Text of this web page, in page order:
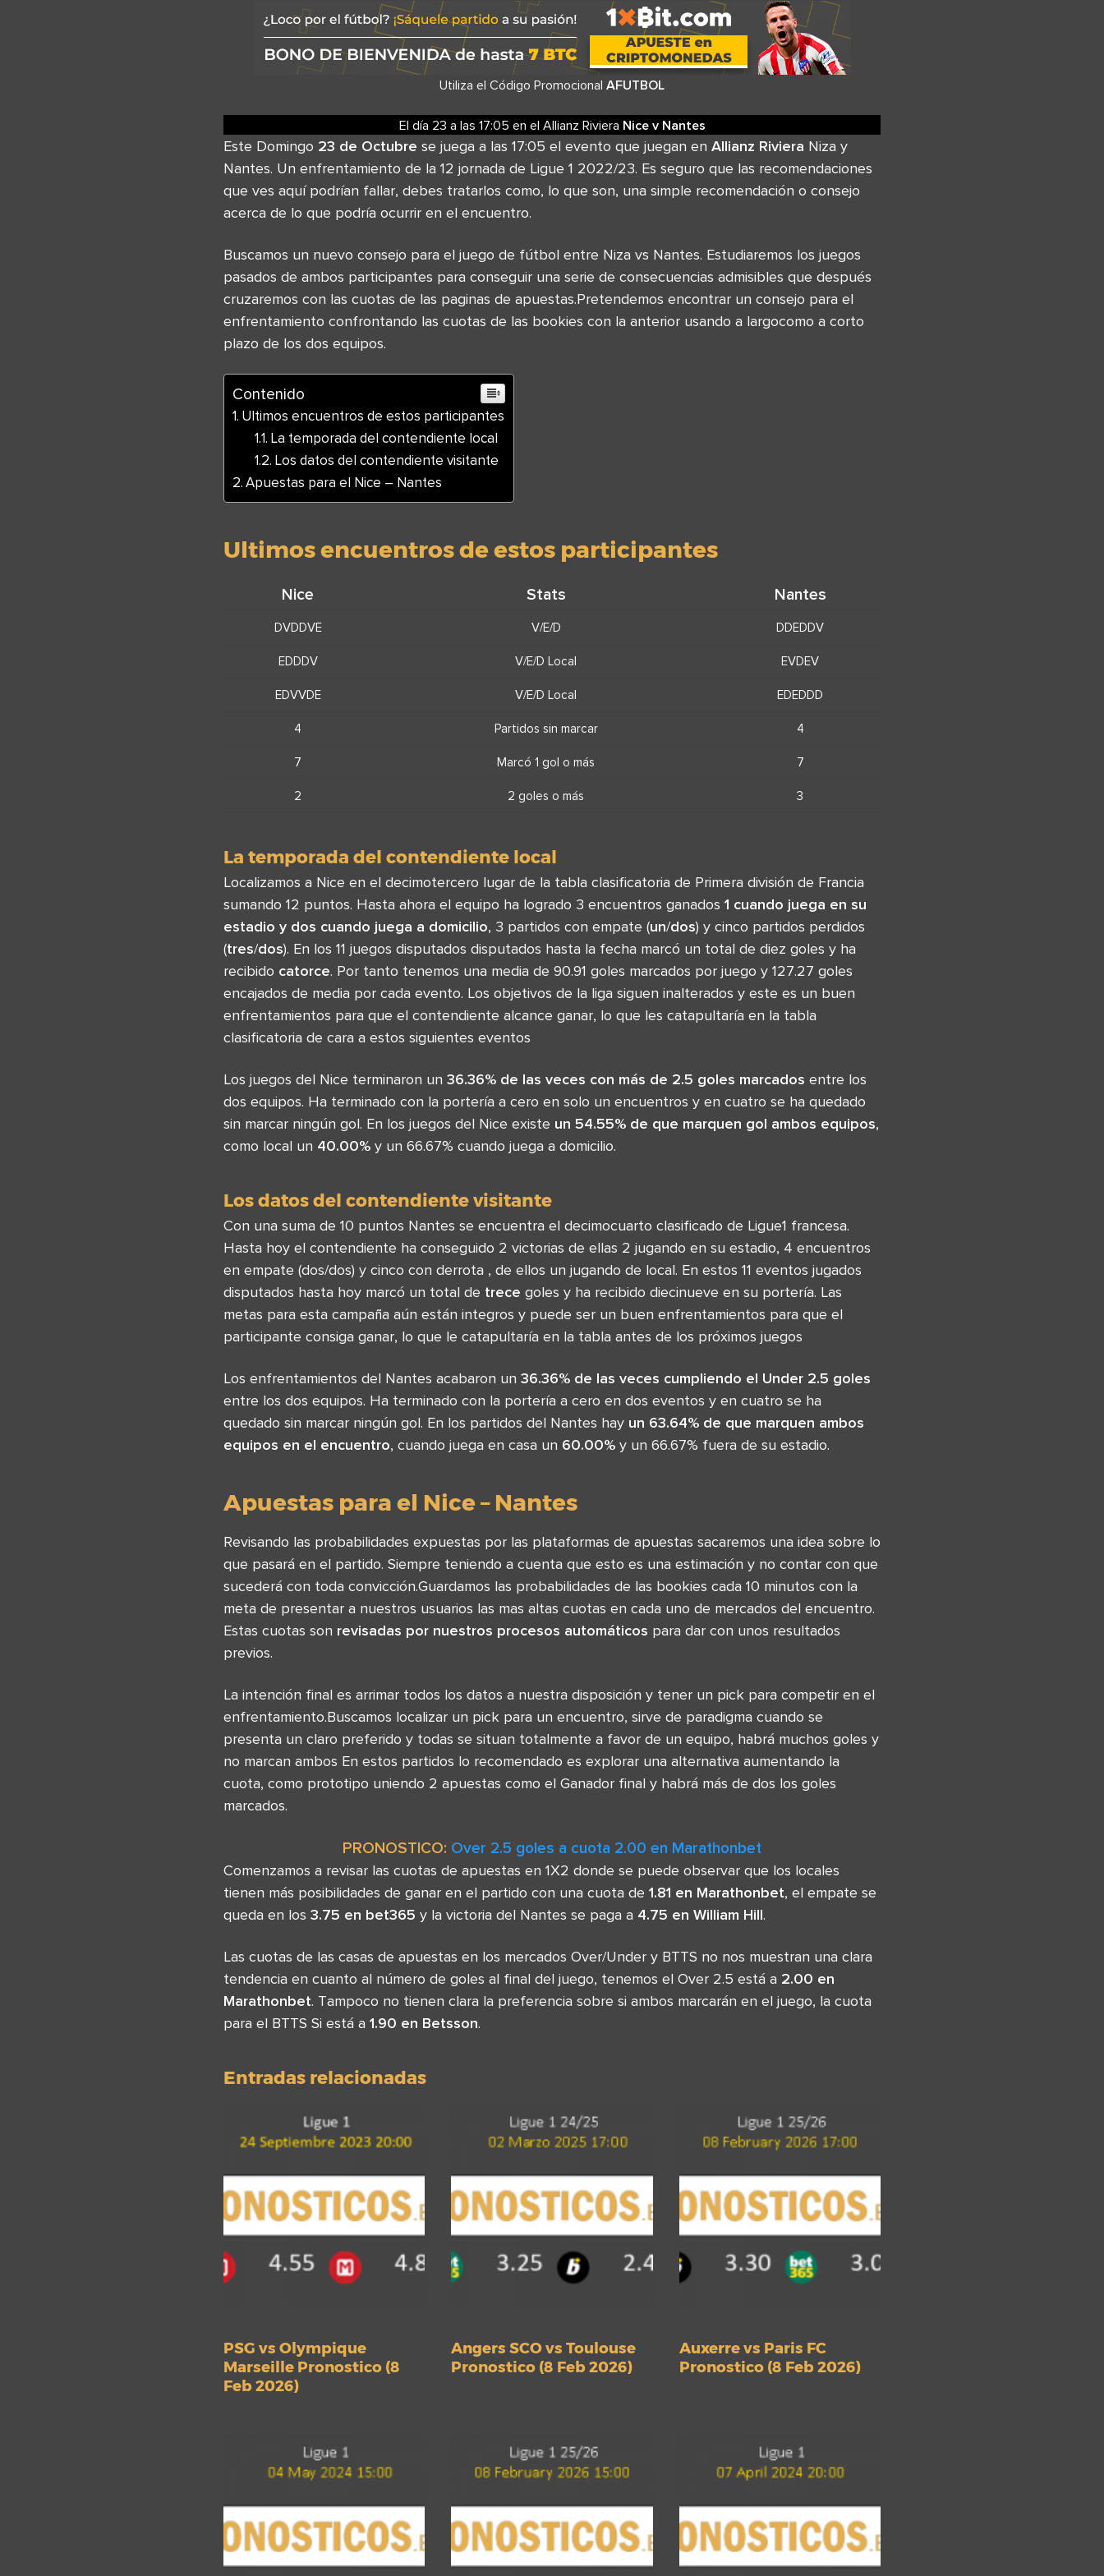
Utiliza el Código Promocional AFUTBOL
El día 23 a las 17:05 en el Allianz Riviera Nicev Nantes
Este Domingo 23 de Octubre se juega a las 17:05 el evento que juegan en Allianz Riviera Niza y
Nantes. Un enfrentamiento de la 12 jornada de Ligue 1 2022/23. Es seguro que las recomendaciones
que ves aquí podrían fallar, debes tratarlos como, lo que son, una simple recomendación o consejo
acerca de lo que podría ocurrir en el encuentro.
Buscamos un nuevo consejo para el juego de fútbol entre Niza vs Nantes. Estudiaremos los juegos
pasados de ambos participantes para conseguir una serie de consecuencias admisibles que después
cruzaremos con las cuotas de las paginas de apuestas.Pretendemos encontrar un consejo para el
enfrentamiento confrontando las cuotas de las bookies con la anterior usando a largocomo a corto
plazo de los dos equipos.
Contenido
Ultimos encuentros de estos participantes
La temporada del contendiente local
Los datos del contendiente visitante
Apuestas para el Nice – Nantes
Ultimos encuentros de estos participantes
Nice Stats Nantes
DVDDVE V/E/D DDEDDV
EDDDV V/E/D Local EVDEV
EDVVDE V/E/D Local EDEDDD
4 Partidos sin marcar 4
7 Marcó 1 gol o más 7
2 2 goles o más 3
La temporada del contendiente local
Localizamos a Nice en el decimotercero lugar de la tabla clasificatoria de Primera división de Francia
sumando 12 puntos. Hasta ahora el equipo ha logrado 3 encuentros ganados 1 cuando juega en su
estadio y dos cuando juega a domicilio, 3 partidos con empate (un/dos) y cinco partidos perdidos
(tres/dos). En los 11 juegos disputados disputados hasta la fecha marcó un total de diez goles y ha
recibido catorce. Por tanto tenemos una media de 90.91 goles marcados por juego y 127.27 goles
encajados de media por cada evento. Los objetivos de la liga siguen inalterados y este es un buen
enfrentamientos para que el contendiente alcance ganar, lo que les catapultaría en la tabla
clasificatoria de cara a estos siguientes eventos
Los juegos del Nice terminaron un 36.36% de las veces con más de 2.5 goles marcados entre los
dos equipos. Ha terminado con la portería a cero en solo un encuentros y en cuatro se ha quedado
sin marcar ningún gol. En los juegos del Nice existe un 54.55% de que marquen gol ambos equipos,
como local un 40.00% y un 66.67% cuando juega a domicilio.
Los datos del contendiente visitante
Con una suma de 10 puntos Nantes se encuentra el decimocuarto clasificado de Ligue1 francesa.
Hasta hoy el contendiente ha conseguido 2 victorias de ellas 2 jugando en su estadio, 4 encuentros
en empate (dos/dos) y cinco con derrota , de ellos un jugando de local. En estos 11 eventos jugados
disputados hasta hoy marcó un total de trece goles y ha recibido diecinueve en su portería. Las
metas para esta campaña aún están integros y puede ser un buen enfrentamientos para que el
participante consiga ganar, lo que le catapultaría en la tabla antes de los próximos juegos
Los enfrentamientos del Nantes acabaron un 36.36% de las veces cumpliendo el Under 2.5 goles
entre los dos equipos. Ha terminado con la portería a cero en dos eventos y en cuatro se ha
quedado sin marcar ningún gol. En los partidos del Nantes hay un 63.64% de que marquen ambos
equipos en el encuentro, cuando juega en casa un 60.00% y un 66.67% fuera de su estadio.
Apuestas para el Nice – Nantes
Revisando las probabilidades expuestas por las plataformas de apuestas sacaremos una idea sobre lo
que pasará en el partido. Siempre teniendo a cuenta que esto es una estimación y no contar con que
sucederá con toda convicción.Guardamos las probabilidades de las bookies cada 10 minutos con la
meta de presentar a nuestros usuarios las mas altas cuotas en cada uno de mercados del encuentro.
Estas cuotas son revisadas por nuestros procesos automáticos para dar con unos resultados
previos.
La intención final es arrimar todos los datos a nuestra disposición y tener un pick para competir en el
enfrentamiento.Buscamos localizar un pick para un encuentro, sirve de paradigma cuando se
presenta un claro preferido y todas se situan totalmente a favor de un equipo, habrá muchos goles y
no marcan ambos En estos partidos lo recomendado es explorar una alternativa aumentando la
cuota, como prototipo uniendo 2 apuestas como el Ganador final y habrá más de dos los goles
marcados.
PRONOSTICO: Over 2.5 goles a cuota 2.00 en Marathonbet
Comenzamos a revisar las cuotas de apuestas en 1X2 donde se puede observar que los locales
tienen más posibilidades de ganar en el partido con una cuota de 1.81 en Marathonbet, el empate se
queda en los 3.75 en bet365 y la victoria del Nantes se paga a 4.75 en William Hill.
Las cuotas de las casas de apuestas en los mercados Over/Under y BTTS no nos muestran una clara
tendencia en cuanto al número de goles al final del juego, tenemos el Over 2.5 está a 2.00 en
Marathonbet. Tampoco no tienen clara la preferencia sobre si ambos marcarán en el juego, la cuota
para el BTTS Si está a 1.90 en Betsson.
Entradas relacionadas
PSG vs Olympique
Marseille Pronostico (8
Feb 2026)
Angers SCO vs Toulouse
Pronostico (8 Feb 2026)
Auxerre vs Paris FC
Pronostico (8 Feb 2026)